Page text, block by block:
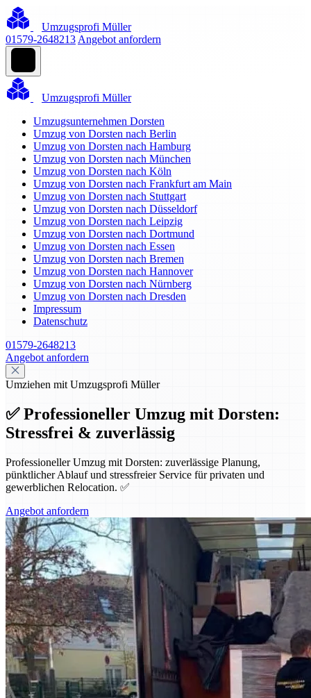
Umzugsprofi Müller
01579-2648213 Angebot anfordern
Umzugsprofi Müller
Umzugsunternehmen Dorsten
Umzug von Dorsten nach Berlin
Umzug von Dorsten nach Hamburg
Umzug von Dorsten nach München
Umzug von Dorsten nach Köln
Umzug von Dorsten nach Frankfurt am Main
Umzug von Dorsten nach Stuttgart
Umzug von Dorsten nach Düsseldorf
Umzug von Dorsten nach Leipzig
Umzug von Dorsten nach Dortmund
Umzug von Dorsten nach Essen
Umzug von Dorsten nach Bremen
Umzug von Dorsten nach Hannover
Umzug von Dorsten nach Nürnberg
Umzug von Dorsten nach Dresden
Impressum
Datenschutz
01579-2648213
Angebot anfordern
Umziehen mit Umzugsprofi Müller
✅ Professioneller Umzug mit Dorsten:
Stressfrei & zuverlässig
Professioneller Umzug mit Dorsten: zuverlässige Planung,
pünktlicher Ablauf und stressfreier Service für privaten und
gewerblichen Relocation. ✅
Angebot anfordern